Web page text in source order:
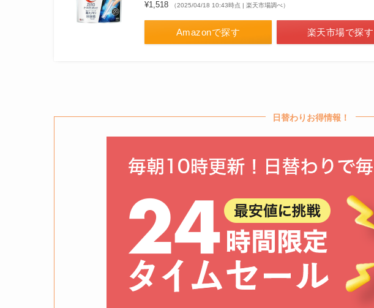
¥1,518 （2025/04/18 10:43時点 | 楽天市場調べ）
Amazonで探す 楽天市場で探す
日替わりお得情報！